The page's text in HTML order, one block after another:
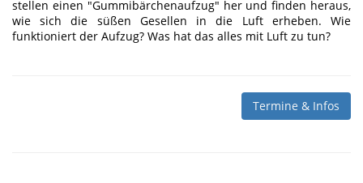
stellen einen "Gummibärchenaufzug" her und finden heraus,
wie sich die süßen Gesellen in die Luft erheben. Wie
funktioniert der Aufzug? Was hat das alles mit Luft zu tun?
Termine & Infos